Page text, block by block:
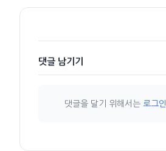
댓글 남기기
댓글을 달기 위해서는 로그인